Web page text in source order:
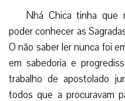
Nhá Chica tinha que
poder conhecer as
O não saber ler nunca foi
em sabedoria e
trabalho de apostolado
todos que a procuravam